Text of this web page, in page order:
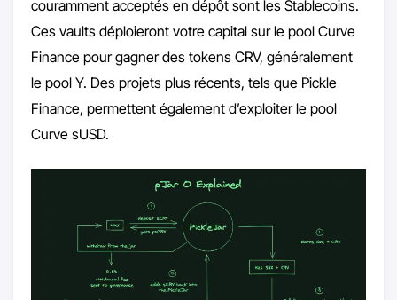
couramment acceptés en dépôt sont les Stablecoins.
Ces vaults déploieront votre capital sur le pool Curve
Finance pour gagner des tokens CRV, généralement
le pool Y. Des projets plus récents, tels que Pickle
Finance, permettent également d’exploiter le pool
Curve sUSD.